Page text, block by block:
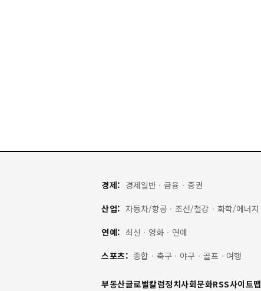
경제: 경제일반 · 금융 · 증권
산업: 자동차/항공 · 조선/철강 · 화학/에너지
연예: 최신 · 영화 · 연예
스포츠: 종합 · 축구 · 야구 · 골프 · 여행
부동산글로벌칼럼정치사회문화RSS사이트맵